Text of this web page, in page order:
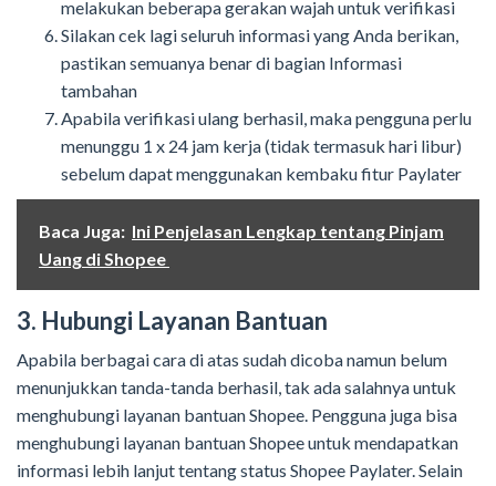
melakukan beberapa gerakan wajah untuk verifikasi
Silakan cek lagi seluruh informasi yang Anda berikan,
pastikan semuanya benar di bagian Informasi
tambahan
Apabila verifikasi ulang berhasil, maka pengguna perlu
menunggu 1 x 24 jam kerja (tidak termasuk hari libur)
sebelum dapat menggunakan kembaku fitur Paylater
Baca Juga: Ini Penjelasan Lengkap tentang Pinjam
Uang di Shopee
3. Hubungi Layanan Bantuan
Apabila berbagai cara di atas sudah dicoba namun belum
menunjukkan tanda-tanda berhasil, tak ada salahnya untuk
menghubungi layanan bantuan Shopee. Pengguna juga bisa
menghubungi layanan bantuan Shopee untuk mendapatkan
informasi lebih lanjut tentang status Shopee Paylater. Selain